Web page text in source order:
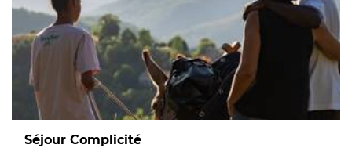
Séjour Complicité